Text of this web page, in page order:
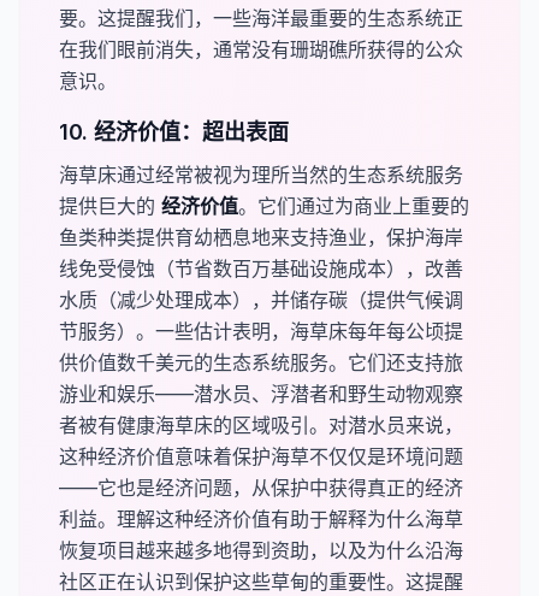
要。这提醒我们，一些海洋最重要的生态系统正
在我们眼前消失，通常没有珊瑚礁所获得的公众
意识。
10. 经济价值：超出表面
海草床通过经常被视为理所当然的生态系统服务
提供巨大的 ​经济价值。它们通过为商业上重要的
鱼类种类提供育幼栖息地来支持渔业，保护海岸
线免受侵蚀（节省数百万基础设施成本），改善
水质（减少处理成本），并储存碳（提供气候调
节服务）。一些估计表明，海草床每年每公顷提
供价值数千美元的生态系统服务。它们还支持旅
游业和娱乐——潜水员、浮潜者和野生动物观察
者被有健康海草床的区域吸引。对潜水员来说，
这种经济价值意味着保护海草不仅仅是环境问题
——它也是经济问题，从保护中获得真正的经济
利益。理解这种经济价值有助于解释为什么海草
恢复项目越来越多地得到资助，以及为什么沿海
社区正在认识到保护这些草甸的重要性。这提醒